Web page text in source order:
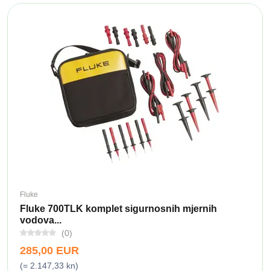
Fluke
Fluke 700TLK komplet sigurnosnih mjernih
vodova...
(0)
285,00 EUR
(= 2.147,33 kn)